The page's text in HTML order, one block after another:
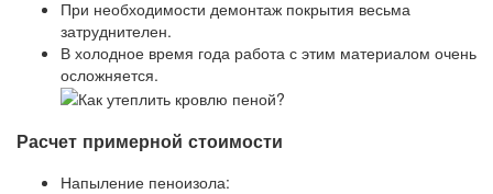
При необходимости демонтаж покрытия весьма
затруднителен.
В холодное время года работа с этим материалом очень
осложняется.
Расчет примерной стоимости
Напыление пеноизола: